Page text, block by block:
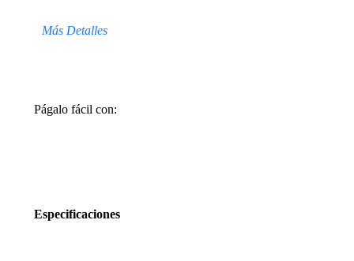
Más Detalles
Págalo fácil con:
Especificaciones